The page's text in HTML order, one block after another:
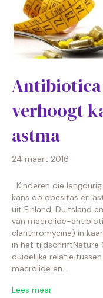
verhoogt
astma
24 maart 2016
Kinderen die
kans op obesitas en
uit Finland, Duitsland
van macrolide-
clarithromycine) in
in het tijdschriftNature
duidelijke relatie
macrolide en…
Lees meer